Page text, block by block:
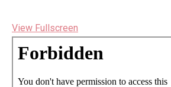
View Fullscreen
Перейти
содержимому